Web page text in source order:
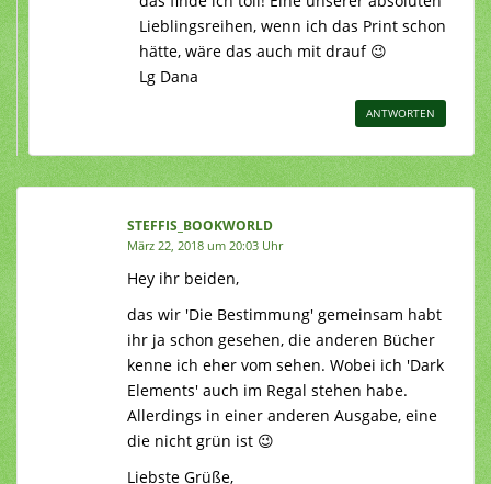
Lieblingsreihen, wenn ich das Print schon
hätte, wäre das auch mit drauf 😉
Lg Dana
ANTWORTEN
STEFFIS_BOOKWORLD
März 22, 2018 um 20:03 Uhr
Hey ihr beiden,
das wir 'Die Bestimmung' gemeinsam habt
ihr ja schon gesehen, die anderen Bücher
kenne ich eher vom sehen. Wobei ich 'Dark
Elements' auch im Regal stehen habe.
Allerdings in einer anderen Ausgabe, eine
die nicht grün ist 😉
Liebste Grüße,